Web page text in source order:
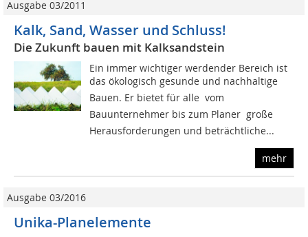
Ausgabe 03/2011
Kalk, Sand, Wasser und Schluss!
Die Zukunft bauen mit Kalksandstein
Ein immer wichtiger werdender Bereich ist
das ökologisch gesunde und nachhaltige
Bauen. Er bietet für alle  vom
Bauunternehmer bis zum Planer  große
Herausforderungen und beträchtliche...
mehr
Ausgabe 03/2016
Unika-Planelemente